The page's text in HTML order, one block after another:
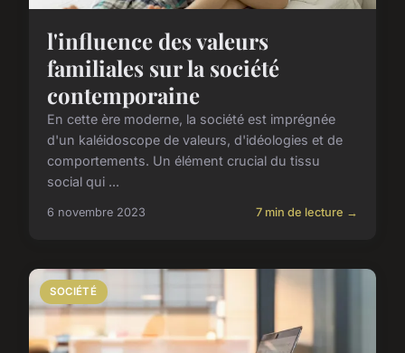
l'influence des valeurs
familiales sur la société
contemporaine
En cette ère moderne, la société est imprégnée
d'un kaléidoscope de valeurs, d'idéologies et de
comportements. Un élément crucial du tissu
social qui ...
6 novembre 2023 7 min de lecture →
SOCIÉTÉ